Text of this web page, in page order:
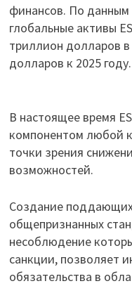
финансов. По
глобальные активы
триллион долларов
долларов к 2025 году.
В настоящее время
компонентом любой
точки зрения
возможностей.
Создание
общепризнанных
несоблюдение
санкции, позволяет
обязательства в